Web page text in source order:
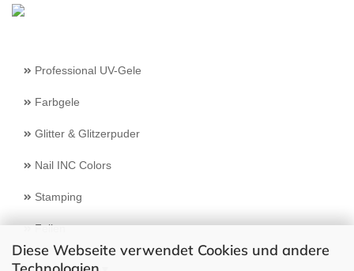
Diese Webseite verwendet Cookies und andere
Professional UV-Gele
Farbgele
Glitter & Glitzerpuder
Nail INC Colors
Stamping
Feilen